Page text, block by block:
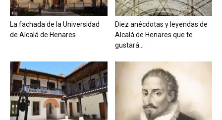
La fachada de la Universidad
de Alcalá de Henares
Diez anécdotas y leyendas de
Alcalá de Henares que te
gustará...